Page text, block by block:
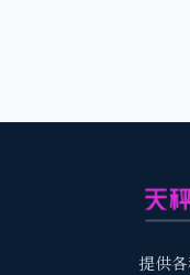
提供